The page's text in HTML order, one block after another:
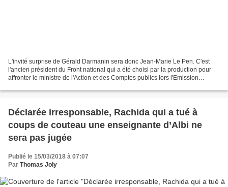
L'invité surprise de Gérald Darmanin sera donc Jean-Marie Le Pen. C'est
l'ancien président du Front national qui a été choisi par la production pour
affronter le ministre de l'Action et des Comptes publics lors l'Emission
Déclarée irresponsable, Rachida qui a tué à
coups de couteau une enseignante d’Albi ne
sera pas jugée
Publié le 15/03/2018 à 07:07
Par Thomas Joly